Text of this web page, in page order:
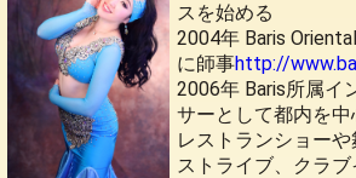
スを始める
2004年 Baris
に師事http://
2006年 Baris所属イ
サーとして都内を
レストランショー
ストライブ、クラ